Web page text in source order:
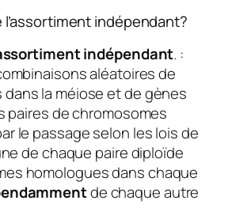
l’assortiment indépendant?
indépendant. :
aléatoires de
la méiose et de gènes
paires de chromosomes
le passage selon les lois de
de chaque paire diploïde
homologues dans chaque
de chaque autre